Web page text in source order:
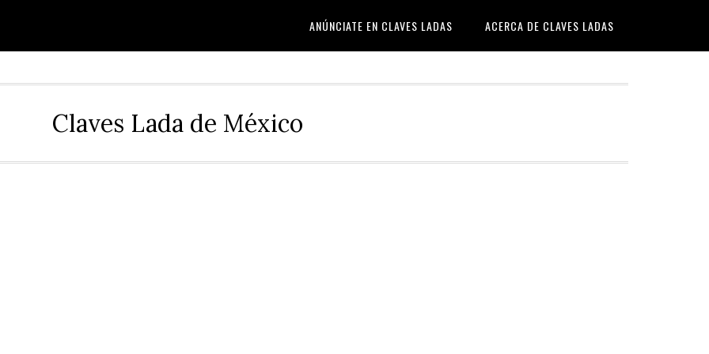
ANÚNCIATE EN CLAVES LADAS ACERCA DE CLAVES LADAS
Claves Lada de México